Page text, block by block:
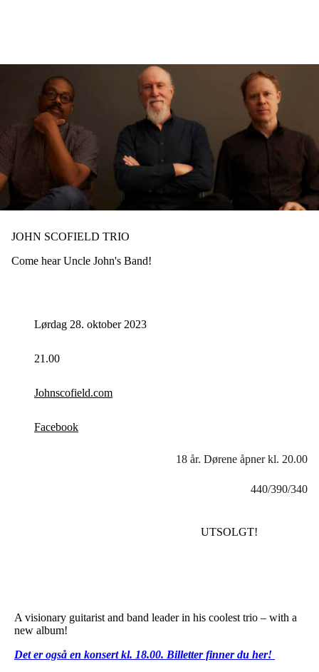
JOHN SCOFIELD TRIO
Come hear Uncle John's Band!
Lørdag 28. oktober 2023
21.00
Johnscofield.com
Facebook
18 år. Dørene åpner kl. 20.00
440/390/340
UTSOLGT!
A visionary guitarist and band leader in his coolest trio – with a
new album!
Det er også en konsert kl. 18.00. Billetter finner du her!